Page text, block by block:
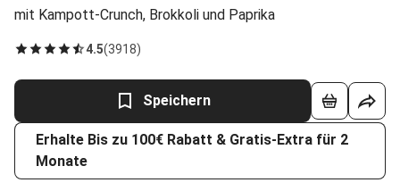
mit Kampott-Crunch, Brokkoli und Paprika
4.5(3918)
Speichern
Erhalte Bis zu 100€ Rabatt & Gratis-Extra für 2
Monate